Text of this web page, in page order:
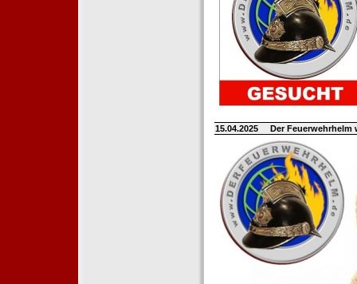
15.04.2025 Der